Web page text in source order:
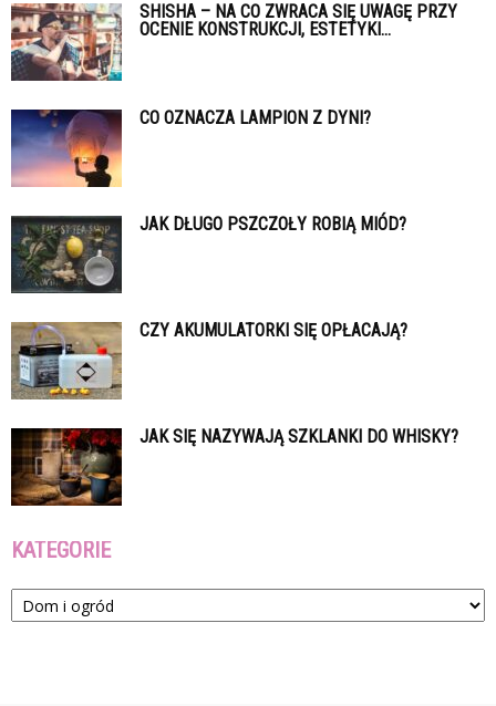
SHISHA – NA CO ZWRACA SIĘ UWAGĘ PRZY
OCENIE KONSTRUKCJI, ESTETYKI...
CO OZNACZA LAMPION Z DYNI?
JAK DŁUGO PSZCZOŁY ROBIĄ MIÓD?
CZY AKUMULATORKI SIĘ OPŁACAJĄ?
JAK SIĘ NAZYWAJĄ SZKLANKI DO WHISKY?
KATEGORIE
Kategorie